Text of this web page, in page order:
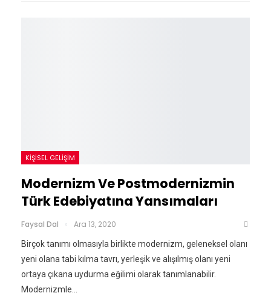
KIŞISEL GELIŞIM
Modernizm Ve Postmodernizmin
Türk Edebiyatına Yansımaları
Faysal Dal Ara 13, 2020
Birçok tanımı olmasıyla birlikte modernizm, geleneksel olanı
yeni olana tabi kılma tavrı, yerleşik ve alışılmış olanı yeni
ortaya çıkana uydurma eğilimi olarak tanımlanabilir.
Modernizmle…